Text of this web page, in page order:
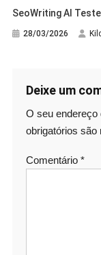
SeoWriting AI
28/03/2026
Deixe um
O seu endereço
obrigatórios são
Comentário *